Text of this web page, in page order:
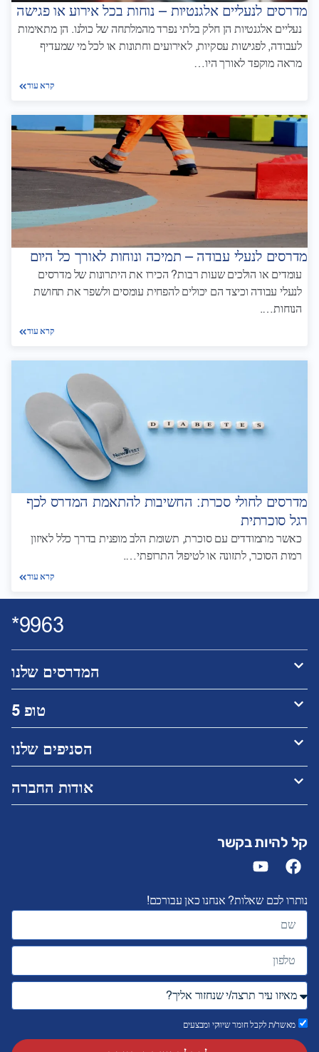
מדרסים לנעליים אלגנטיות – נוחות בכל אירוע או פגישה
נעליים אלגנטיות הן חלק בלתי נפרד מהמלתחה של כולנו. הן מתאימות
לעבודה, לפגישות עסקיות, לאירועים וחתונות או לכל מי שמעדיף
מראה מוקפד לאורך היו…
קרא עוד
מדרסים לנעלי עבודה – תמיכה ונוחות לאורך כל היום
עומדים או הולכים שעות רבות? הכירו את היתרונות של מדרסים
לנעלי עבודה וכיצד הם יכולים להפחית עומסים ולשפר את תחושת
הנוחות….
קרא עוד
מדרסים לחולי סכרת: החשיבות להתאמת המדרס לכף
רגל סוכרתית
כאשר מתמודדים עם סוכרת, תשומת הלב מופנית בדרך כלל לאיזון
רמות הסוכר, לתזונה או לטיפול התרופתי….
קרא עוד
9963*
קל להיות בקשר
נותרו לכם שאלות? אנחנו כאן עבורכם!
מאשר/ת לקבל חומר שיווקי ומבצעים
המדרסים שלנו
טופ 5
הסניפים שלנו
אודות החברה